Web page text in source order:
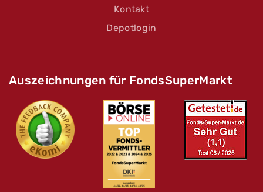
Kontakt
Depotlogin
Auszeichnungen für FondsSuperMarkt